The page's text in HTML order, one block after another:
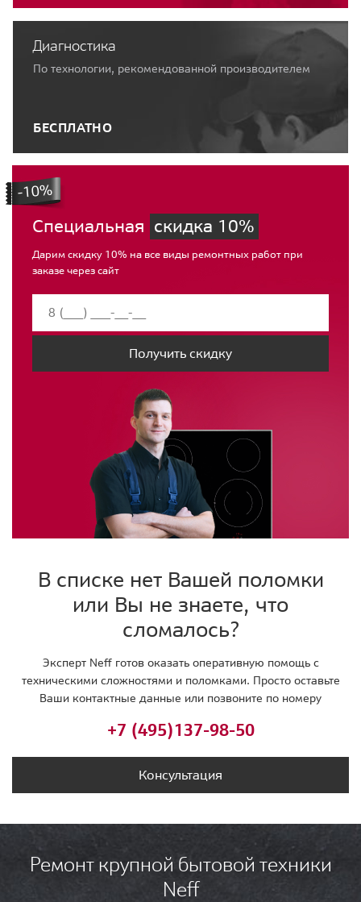
Диагностика
По технологии, рекомендованной производителем
БЕСПЛАТНО
Специальная скидка 10%
Дарим скидку 10% на все виды ремонтных работ при
заказе через сайт
Получить скидку
В списке нет Вашей поломки
или Вы не знаете, что
сломалось?
Эксперт Neff готов оказать оперативную помощь с
техническими сложностями и поломками. Просто оставьте
Ваши контактные данные или позвоните по номеру
+7 (495)137-98-50
Консультация
Ремонт крупной бытовой техники
Neff